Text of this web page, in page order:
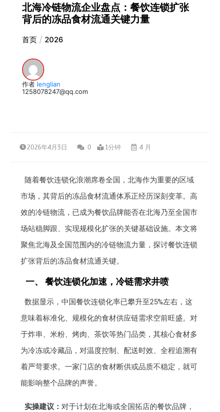
北海冷链物流企业盘点：餐饮连锁扩张
背后的冻品食材流通关键力量
首页 2026
作者 lenglian
1258078247@qq.com
2026年4月3日 0 1分钟 4 月
随着餐饮连锁化浪潮席卷全国，北海作为重要的区域
市场，其背后的冻品食材流通体系正经历深刻变革。高
效的冷链物流，已成为餐饮品牌能否在北海乃至全国市
场站稳脚跟、实现规模化扩张的关键基础设施。本文将
聚焦北海及全国范围内的冷链物流力量，探讨餐饮连锁
扩张背后的冻品食材流通关键。
一、 餐饮连锁化加速，冷链需求井喷
数据显示，中国餐饮连锁化率已攀升至25%左右，这
意味着标准化、规模化的食材供应链需求空前旺盛。对
于炸串、米粉、烤肉、茶饮等热门品类，其核心食材多
为冷冻或冷藏品，对温度控制、配送时效、全程追溯有
着严苛要求。一家门店的食材断供或品质不稳定，就可
能影响整个品牌的声誉。
实操建议： 对于计划在北海或全国拓店的餐饮品牌，